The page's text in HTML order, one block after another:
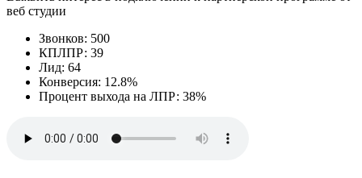
веб студии
Звонков: 500
КПЛПР: 39
Лид: 64
Конверсия: 12.8%
Процент выхода на ЛПР: 38%